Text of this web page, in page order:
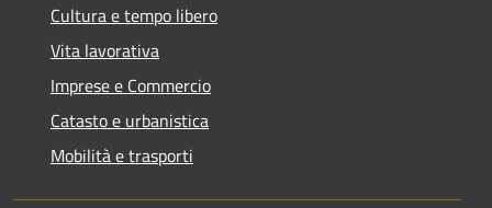
Cultura e tempo libero
Vita lavorativa
Imprese e Commercio
Catasto e urbanistica
Mobilità e trasporti